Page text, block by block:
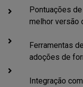
Pontuações
melhor versão
Ferramentas
adoções de
Integração